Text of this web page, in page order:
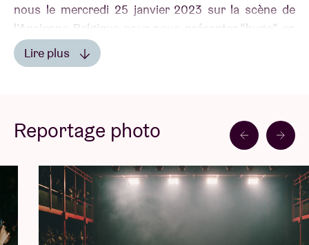
nous le mercredi 25 janvier 2023 sur la scène de
l’Ancienne Belgique pour nous présenter “hugo” en
live. Un must intégral.
prochain. Depuis 2017 et la sortie de son magnifique
premier opus “Yesterday’s Gone” avec lequel il
décroche une nomination aux Mercury Prize, Loyle
Carner s’impose comme un talent incontournable de
la scène hiphop internationale. Un flow, une voix, des
paroles engagées, une personnalité bouleversante
et un charisme électrisant. Il se produit sur les
Lire plus
Reportage photo